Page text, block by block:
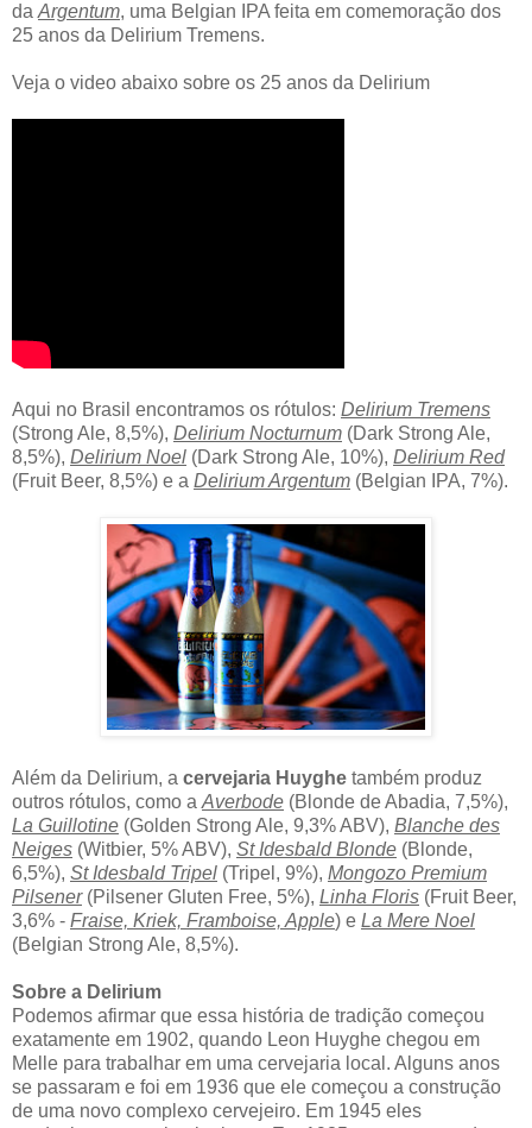
da Argentum, uma Belgian IPA feita em comemoração dos
25 anos da Delirium Tremens.
Veja o video abaixo sobre os 25 anos da Delirium
Aqui no Brasil encontramos os rótulos: Delirium Tremens
(Strong Ale, 8,5%), Delirium Nocturnum (Dark Strong Ale,
8,5%), Delirium Noel (Dark Strong Ale, 10%), Delirium Red
(Fruit Beer, 8,5%) e a Delirium Argentum (Belgian IPA, 7%).
Além da Delirium, a cervejaria Huyghe também produz
outros rótulos, como a Averbode (Blonde de Abadia, 7,5%),
La Guillotine (Golden Strong Ale, 9,3% ABV), Blanche des
Neiges (Witbier, 5% ABV), St Idesbald Blonde (Blonde,
6,5%), St Idesbald Tripel (Tripel, 9%), Mongozo Premium
Pilsener(Pilsener Gluten Free, 5%), Linha Floris (Fruit Beer,
3,6% - Fraise, Kriek, Framboise, Apple) e La Mere Noel
(Belgian Strong Ale, 8,5%).
Sobre a Delirium
Podemos afirmar que essa história de tradição começou
exatamente em 1902, quando Leon Huyghe chegou em
Melle para trabalhar em uma cervejaria local. Alguns anos
se passaram e foi em 1936 que ele começou a construção
de uma novo complexo cervejeiro. Em 1945 eles